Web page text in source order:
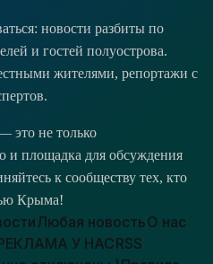
новости разбиты по
и гостей полуострова.
жителями, репортажи с
это не только
площадка для обсуждения
к сообществу тех, кто
Крыма!
Любая новостьО нас
У НАСRSS